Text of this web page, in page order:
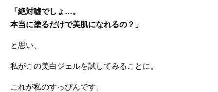
「絶対嘘でしょ…。
本当に塗るだけで美肌になれるの？」
と思い、
私がこの美白ジェルを試してみることに。
これが私のすっぴんです。